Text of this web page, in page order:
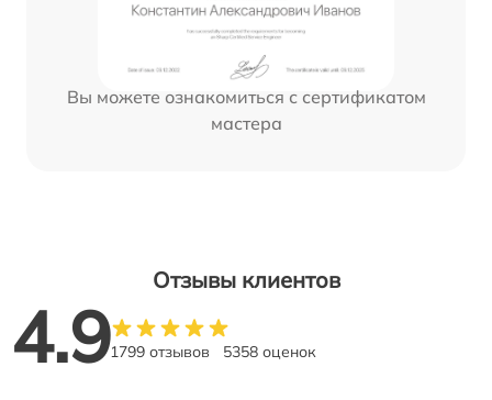
Вы можете ознакомиться с сертификатом
мастера
Отзывы клиентов
4.91799 отзывов 5358 оценок